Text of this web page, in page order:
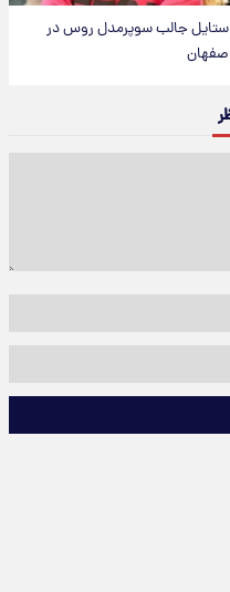
جالب سوپرمدل روس در